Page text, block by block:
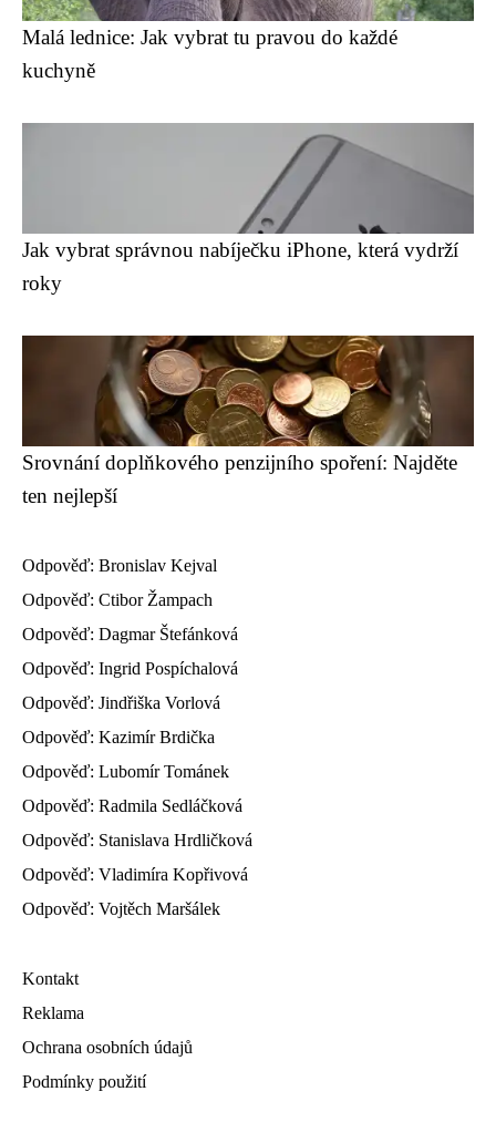
Malá lednice: Jak vybrat tu pravou do každé
kuchyně
Jak vybrat správnou nabíječku iPhone, která vydrží
roky
Srovnání doplňkového penzijního spoření: Najděte
ten nejlepší
Odpověď: Bronislav Kejval
Odpověď: Ctibor Žampach
Odpověď: Dagmar Štefánková
Odpověď: Ingrid Pospíchalová
Odpověď: Jindřiška Vorlová
Odpověď: Kazimír Brdička
Odpověď: Lubomír Tománek
Odpověď: Radmila Sedláčková
Odpověď: Stanislava Hrdličková
Odpověď: Vladimíra Kopřivová
Odpověď: Vojtěch Maršálek
Kontakt
Reklama
Ochrana osobních údajů
Podmínky použití